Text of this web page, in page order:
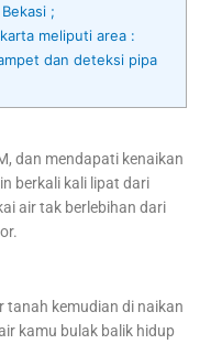
;
meliputi area :
dan deteksi pipa
dan mendapati kenaikan
berkali kali lipat dari
air tak berlebihan dari
tanah kemudian di naikan
kamu bulak balik hidup